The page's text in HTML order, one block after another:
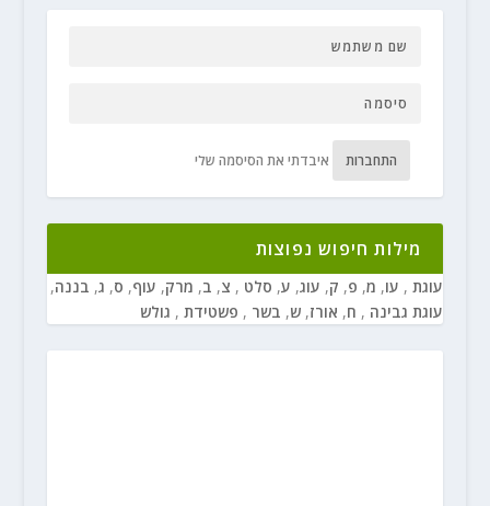
התחברות איבדתי את הסיסמה שלי
מילות חיפוש נפוצות
עוגת , עו, מ, פ, ק, עוג, ע, סלט , צ, ב, מרק, עוף, ס, ג, בננה,
עוגת גבינה , ח, אורז, ש, בשר , פשטידת , גולש